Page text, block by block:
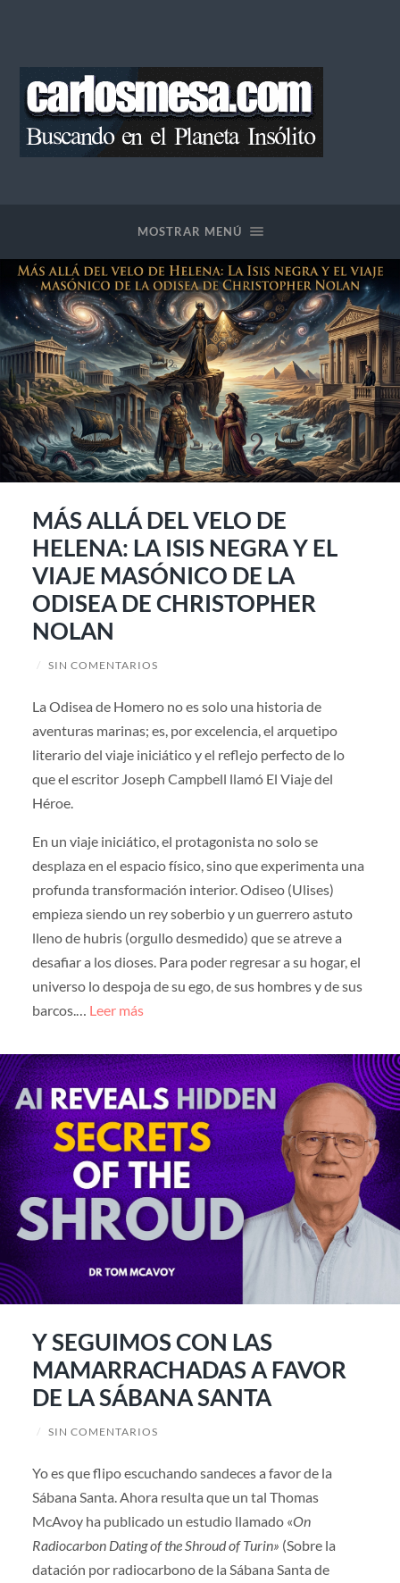
MOSTRAR MENÚ
MÁS ALLÁ DEL VELO DE
HELENA: LA ISIS NEGRA Y EL
VIAJE MASÓNICO DE LA
ODISEA DE CHRISTOPHER
NOLAN
/ SIN COMENTARIOS
La Odisea de Homero no es solo una historia de
aventuras marinas; es, por excelencia, el arquetipo
literario del viaje iniciático y el reflejo perfecto de lo
que el escritor Joseph Campbell llamó El Viaje del
Héroe.
En un viaje iniciático, el protagonista no solo se
desplaza en el espacio físico, sino que experimenta una
profunda transformación interior. Odiseo (Ulises)
empieza siendo un rey soberbio y un guerrero astuto
lleno de hubris (orgullo desmedido) que se atreve a
desafiar a los dioses. Para poder regresar a su hogar, el
universo lo despoja de su ego, de sus hombres y de sus
barcos.… Leer más
Y SEGUIMOS CON LAS
MAMARRACHADAS A FAVOR
DE LA SÁBANA SANTA
/ SIN COMENTARIOS
Yo es que flipo escuchando sandeces a favor de la
Sábana Santa. Ahora resulta que un tal Thomas
McAvoy ha publicado un estudio llamado «On
Radiocarbon Dating of the Shroud of Turin» (Sobre la
datación por radiocarbono de la Sábana Santa de